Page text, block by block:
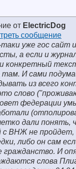
от ElectricDog
уже гос сайт
а если и
конкретный
там. И сами
из всего
слово
федерации
дали понять,
с ВНЖ не пройдет,
либо он сам
гражданство. И
слова